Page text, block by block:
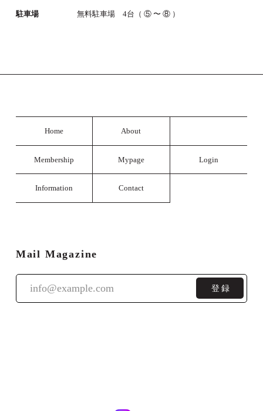
駐車場 無料駐車場 4台（ ⑤ 〜 ⑧ ）
Home About
Membership Mypage Login
Information Contact
Mail Magazine
登録